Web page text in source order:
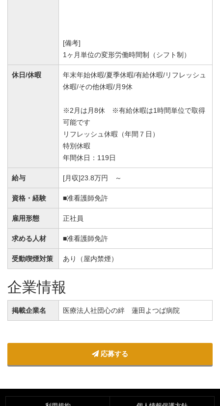
[備考]
1ヶ月単位の変形労働時間制（シフト制）
休日/休暇
年末年始休暇/夏季休暇/有給休暇/リフレッシュ
休暇/その他休暇/月9休
※2月は月8休 ※有給休暇は1時間単位で取得
可能です
リフレッシュ休暇（年間７日）
特別休暇
年間休日：119日
給与 [月収]23.8万円 ～
資格・経験 ■准看護師免許
雇用形態 正社員
求める人材 ■准看護師免許
受動喫煙対策 あり（屋内禁煙）
企業情報
掲載企業名 医療法人社団心の絆 蓮田よつば病院
応募する